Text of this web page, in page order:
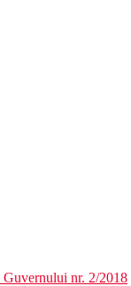
si de la etaj.
piscina comuna:
terasa. Mai
piscina privata:
Dimensiunea
nr. 2/2018